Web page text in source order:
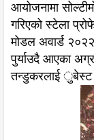
आयोजनामा
गरिएको स्टेला
मोडल अवार्ड २०२२
पुर्याउदै आएका
तन्डुकरलाई ुबेस्ट